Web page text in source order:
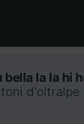
bella la la hi